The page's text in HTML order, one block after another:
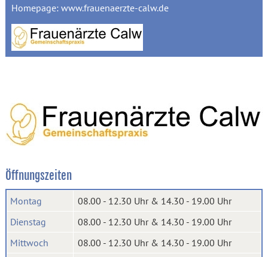
Homepage: www.frauenaerzte-calw.de
Öffnungszeiten
Montag
08.00 - 12.30 Uhr & 14.30 - 19.00 Uhr
Dienstag
08.00 - 12.30 Uhr & 14.30 - 19.00 Uhr
Mittwoch
08.00 - 12.30 Uhr & 14.30 - 19.00 Uhr